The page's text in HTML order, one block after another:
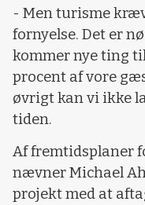
- Men turisme
fornyelse. Det er
kommer nye ting
procent af vore
øvrigt kan vi ikke
tiden.
Af fremtidsplaner
nævner Michael
projekt med at